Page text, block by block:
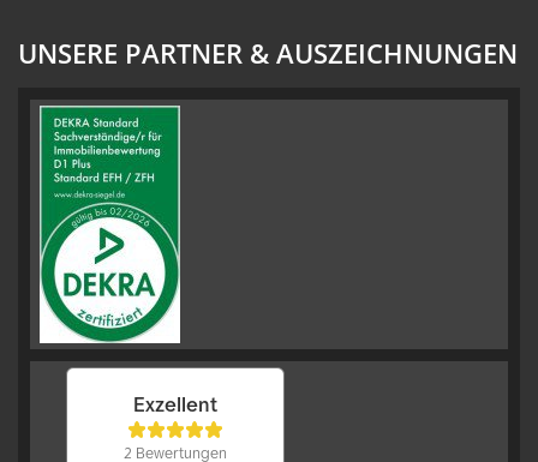
UNSERE PARTNER & AUSZEICHNUNGEN